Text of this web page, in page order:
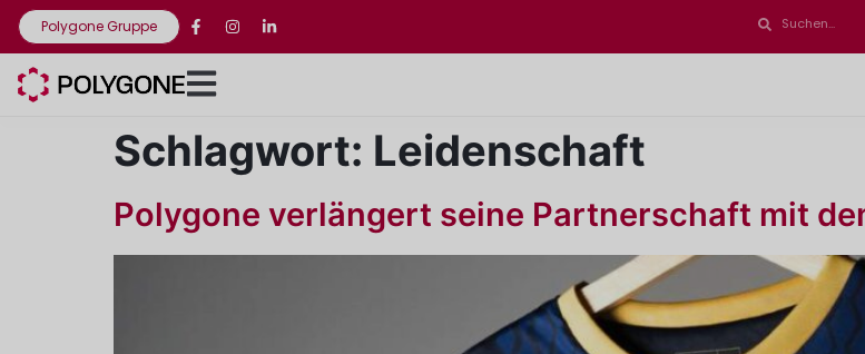
Polygone Gruppe
Schlagwort: Leidenschaft
Polygone verlängert seine Partnerschaft mit